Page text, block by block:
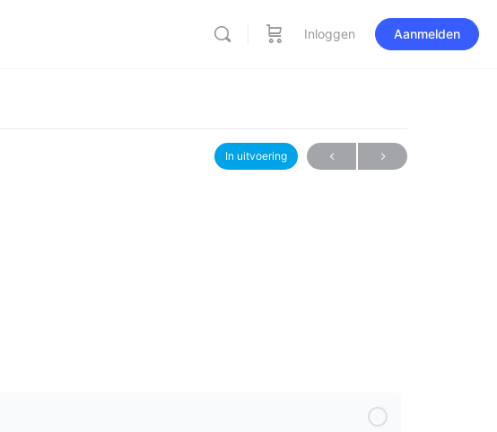
Inloggen Aanmelden
In uitvoering